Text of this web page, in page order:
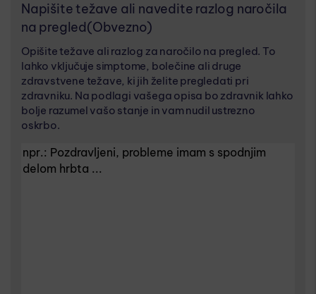
Napišite težave ali navedite razlog naročila
na pregled(Obvezno)
Opišite težave ali razlog za naročilo na pregled. To
lahko vključuje simptome, bolečine ali druge
zdravstvene težave, ki jih želite pregledati pri
zdravniku. Na podlagi vašega opisa bo zdravnik lahko
bolje razumel vašo stanje in vam nudil ustrezno
oskrbo.